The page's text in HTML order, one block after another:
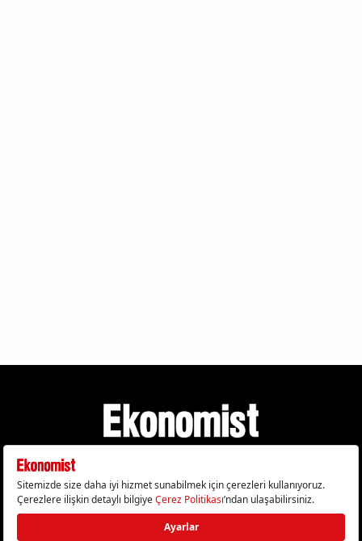
Gizlilik Politikası Çerez Politikası Çerezleri Sıfırla
KVKK Metni Künye İletişim